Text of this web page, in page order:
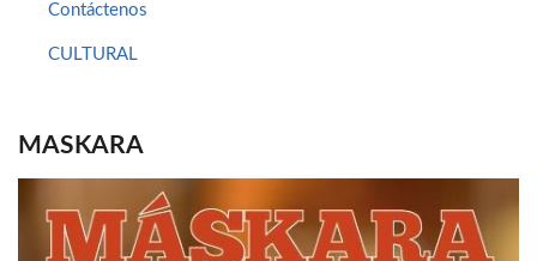
Contáctenos
CULTURAL
MASKARA